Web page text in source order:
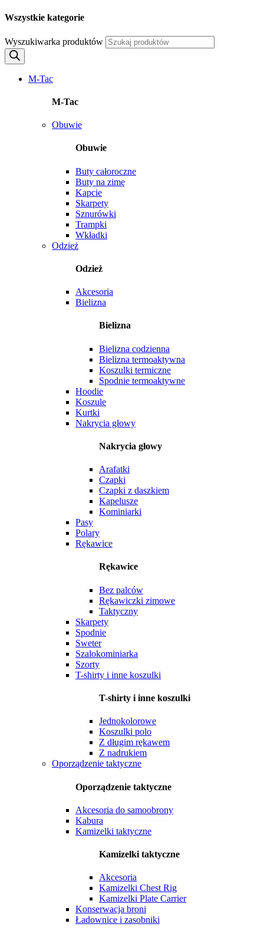
Wszystkie kategorie
Wyszukiwarka produktów
M-Tac
M-Tac
Obuwie
Obuwie
Buty całoroczne
Buty na zimę
Kapcie
Skarpety
Sznurówki
Trampki
Wkładki
Odzież
Odzież
Akcesoria
Bielizna
Bielizna
Bielizna codzienna
Bielizna termoaktywna
Koszulki termiczne
Spodnie termoaktywne
Hoodie
Koszule
Kurtki
Nakrycia głowy
Nakrycia głowy
Arafatki
Czapki
Czapki z daszkiem
Kapelusze
Kominiarki
Pasy
Polary
Rękawice
Rękawice
Bez palców
Rękawiczki zimowe
Taktyczny
Skarpety
Spodnie
Sweter
Szalokominiarka
Szorty
T-shirty i inne koszulki
T-shirty i inne koszulki
Jednokolorowe
Koszulki polo
Z długim rękawem
Z nadrukiem
Oporządzenie taktyczne
Oporządzenie taktyczne
Akcesoria do samoobrony
Kabura
Kamizelki taktyczne
Kamizelki taktyczne
Akcesoria
Kamizelki Chest Rig
Kamizelki Plate Carrier
Konserwacja broni
Ładownice i zasobniki